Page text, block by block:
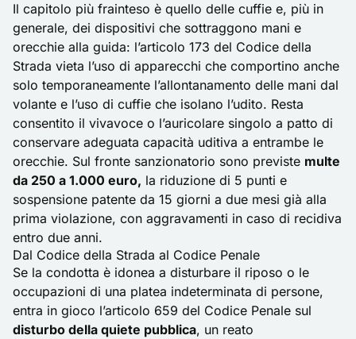
Il capitolo più frainteso è quello delle cuffie e, più in
generale, dei dispositivi che sottraggono mani e
orecchie alla guida: l’articolo 173 del Codice della
Strada vieta l’uso di apparecchi che comportino anche
solo temporaneamente l’allontanamento delle mani dal
volante e l’uso di cuffie che isolano l’udito. Resta
consentito il vivavoce o l’auricolare singolo a patto di
conservare adeguata capacità uditiva a entrambe le
orecchie. Sul fronte sanzionatorio sono previste multe
da 250 a 1.000 euro, la riduzione di 5 punti e
sospensione patente da 15 giorni a due mesi già alla
prima violazione, con aggravamenti in caso di recidiva
entro due anni.
Dal Codice della Strada al Codice Penale
Se la condotta è idonea a disturbare il riposo o le
occupazioni di una platea indeterminata di persone,
entra in gioco l’articolo 659 del Codice Penale sul
disturbo della quiete pubblica, un reato